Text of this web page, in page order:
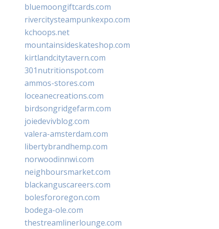
bluemoongiftcards.com
rivercitysteampunkexpo.com
kchoops.net
mountainsideskateshop.com
kirtlandcitytavern.com
301nutritionspot.com
ammos-stores.com
loceanecreations.com
birdsongridgefarm.com
joiedevivblog.com
valera-amsterdam.com
libertybrandhemp.com
norwoodinnwi.com
neighboursmarket.com
blackanguscareers.com
bolesfororegon.com
bodega-ole.com
thestreamlinerlounge.com